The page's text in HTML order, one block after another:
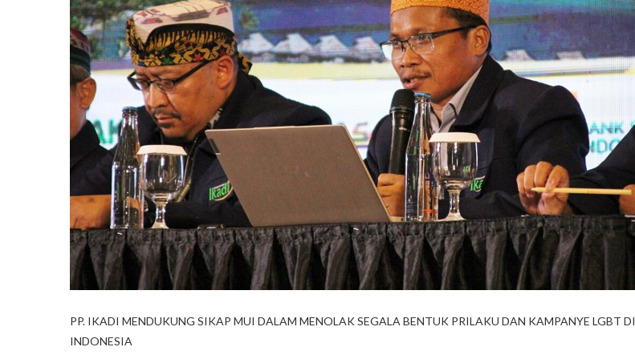
PP. IKADI MENDUKUNG SIKAP MUI DALAM MENOLAK SEGALA BENTUK PRILAKU DAN KAMPANYE LGBT DI
INDONESIA